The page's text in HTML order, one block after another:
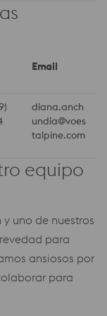
Email
diana.anch
undia@voes
talpine.com
equipo
uno de nuestros
para
ansiosos por
para